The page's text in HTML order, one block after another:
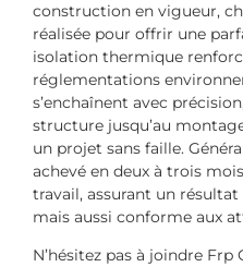
construction en vigueur,
réalisée pour offrir une
isolation thermique
réglementations
s’enchaînent avec
structure jusqu’au
un projet sans faille.
achevé en deux à trois
travail, assurant un
mais aussi conforme aux
N’hésitez pas à joindre